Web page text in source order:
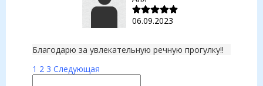
06.09.2023
Благодарю за увлекательную речную прогулку!!
1 2 3 Следующая